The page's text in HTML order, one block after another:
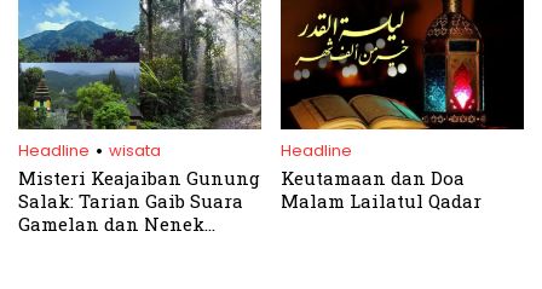
Headline . wisata
Misteri Keajaiban Gunung
Salak: Tarian Gaib Suara
Gamelan dan Nenek
Headline
Keutamaan dan Doa
Malam Lailatul Qadar